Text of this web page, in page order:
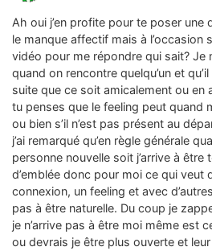
Ah oui j’en profite pour te poser une
le manque affectif mais à l’occasion
vidéo pour me répondre qui sait? Je
quand on rencontre quelqu’un et
suite que ce soit amicalement ou en
tu penses que le feeling peut quand
ou bien s’il n’est pas présent au
j’ai remarqué qu’en règle générale
personne nouvelle soit j’arrive à être
d’emblée donc pour moi ce qui veut
connexion, un feeling et avec
pas à être naturelle. Du coup je
je n’arrive pas à être moi même est
ou devrais je être plus ouverte et